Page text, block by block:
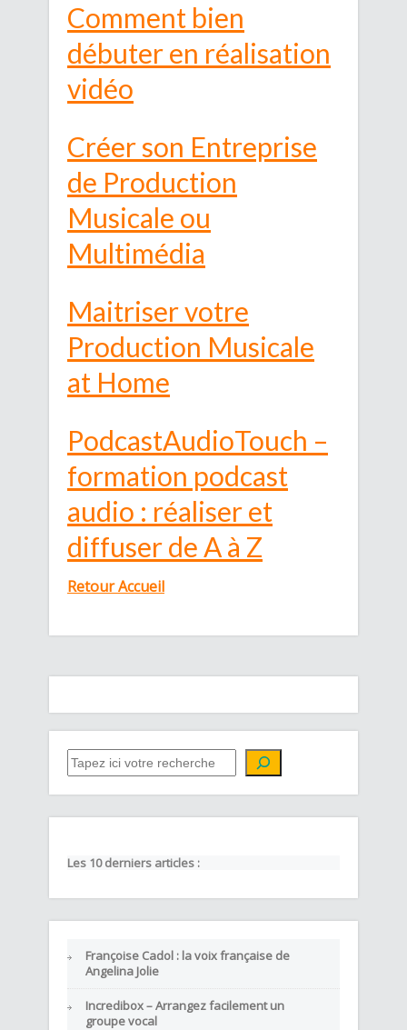
Comment bien
débuter en réalisation
vidéo
Créer son Entreprise
de Production
Musicale ou
Multimédia
Maitriser votre
Production Musicale
at Home
PodcastAudioTouch –
formation podcast
audio : réaliser et
diffuser de A à Z
Retour Accueil
QUE CHERCHEZ-VOUS ?
Les 10 derniers articles :
Françoise Cadol : la voix française de
Angelina Jolie
Incredibox – Arrangez facilement un
groupe vocal